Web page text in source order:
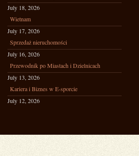
July 18, 2026
Wietnam
July 17, 2026
Sprzedaż nieruchomości
July 16, 2026
Przewodnik po Miastach i Dzielnicach
July 13, 2026
Kariera i Biznes w E-sporcie
July 12, 2026